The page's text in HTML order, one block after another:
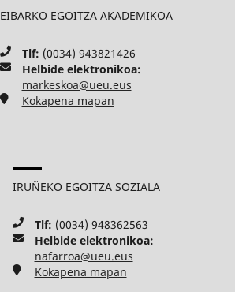
EIBARKO EGOITZA AKADEMIKOA
Tlf: (0034) 943821426
Helbide elektronikoa:
markeskoa@ueu.eus
Kokapena mapan
IRUÑEKO EGOITZA SOZIALA
Tlf: (0034) 948362563
Helbide elektronikoa:
nafarroa@ueu.eus
Kokapena mapan